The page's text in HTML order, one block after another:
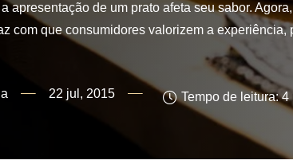
apresentação de um prato afeta seu sabor.
com que consumidores valorizem a
22 jul, 2015 Tempo de leitura: 4